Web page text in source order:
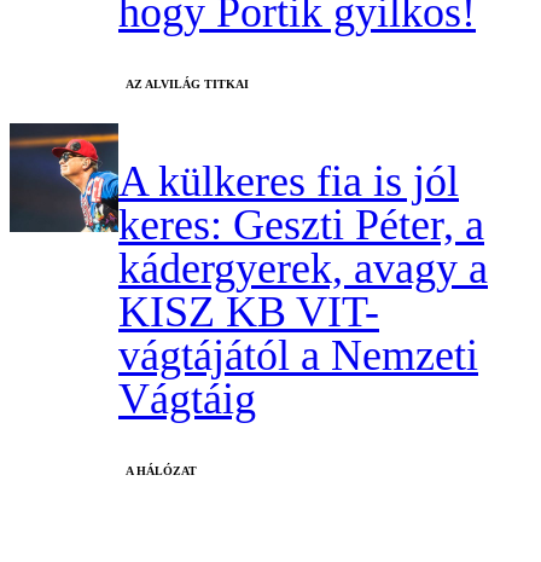
hogy Portik gyilkos!
AZ ALVILÁG TITKAI
A külkeres fia is jól
keres: Geszti Péter, a
kádergyerek, avagy a
KISZ KB VIT-
vágtájától a Nemzeti
Vágtáig
A HÁLÓZAT